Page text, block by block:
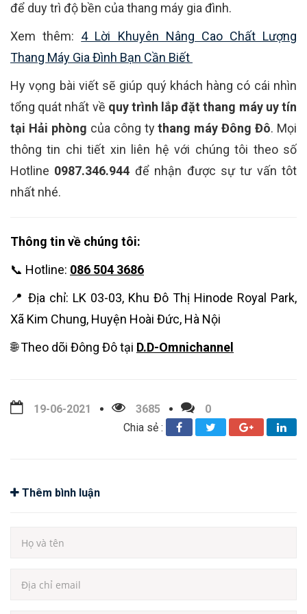
để duy trì độ bền của thang máy gia đình.
Xem thêm: 4 Lời Khuyên Nâng Cao Chất Lượng
Thang Máy Gia Đình Bạn Cần Biết
Hy vọng bài viết sẽ giúp quý khách hàng có cái nhìn
tổng quát nhất về quy trình lắp đặt thang máy uy tín
tại Hải phòng của công tythang máy Đông Đô. Mọi
thông tin chi tiết xin liên hệ với chúng tôi theo số
Hotline 0987.346.944 để nhận được sự tư vấn tôt
nhất nhé.
Thông tin về chúng tôi:
📞 Hotline: 086 504 3686
📍 Địa chỉ: LK 03-03, Khu Đô Thị Hinode Royal Park,
Xã Kim Chung, Huyện Hoài Đức, Hà Nội
🌐 Theo dõi Đông Đô tại D.D-Omnichannel
19-06-2021 3685
0
Chia sẻ :
Thêm bình luận